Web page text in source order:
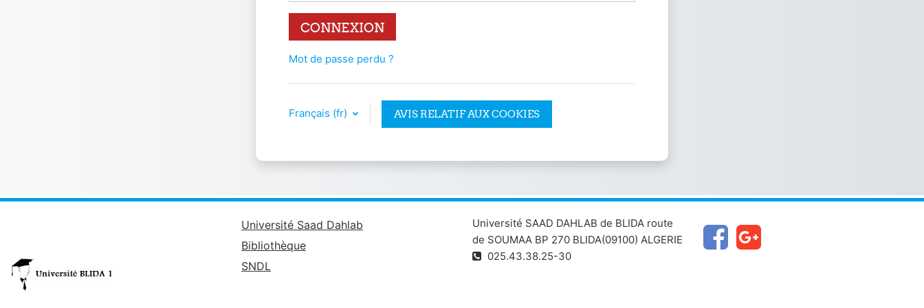
CONNEXION
Mot de passe perdu ?
Français ‎(fr)‎ AVIS RELATIF AUX COOKIES
Université Saad Dahlab
Bibliothèque
SNDL
Université SAAD DAHLAB de BLIDA route
de SOUMAA BP 270 BLIDA(09100) ALGERIE
025.43.38.25-30